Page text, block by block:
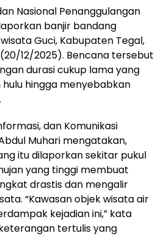
Nasional Penanggulangan
banjir bandang
Guci, Kabupaten Tegal,
12/2025). Bencana tersebut
durasi cukup lama yang
hingga menyebabkan
dan Komunikasi
Muhari mengatakan,
itu dilaporkan sekitar pukul
yang tinggi membuat
drastis dan mengalir
“Kawasan objek wisata air
kejadian ini,” kata
tertulis yang